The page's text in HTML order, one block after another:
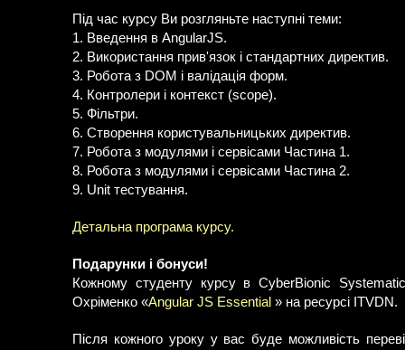
Під час курсу Ви розгляньте наступні теми:
1. Введення в AngularJS.
2. Використання прив'язок і стандартних директив.
3. Робота з DOM і валідація форм.
4. Контролери і контекст (scope).
5. Фільтри.
6. Створення користувальницьких директив.
7. Робота з модулями і сервісами Частина 1.
8. Робота з модулями і сервісами Частина 2.
9. Unit тестування.
Детальна програма курсу.
Подарунки і бонуси!
Кожному студенту курсу в CyberBionic
Охріменко «Angular JS Essential » на ресурсі ITVDN.
Після кожного уроку у вас буде можливість